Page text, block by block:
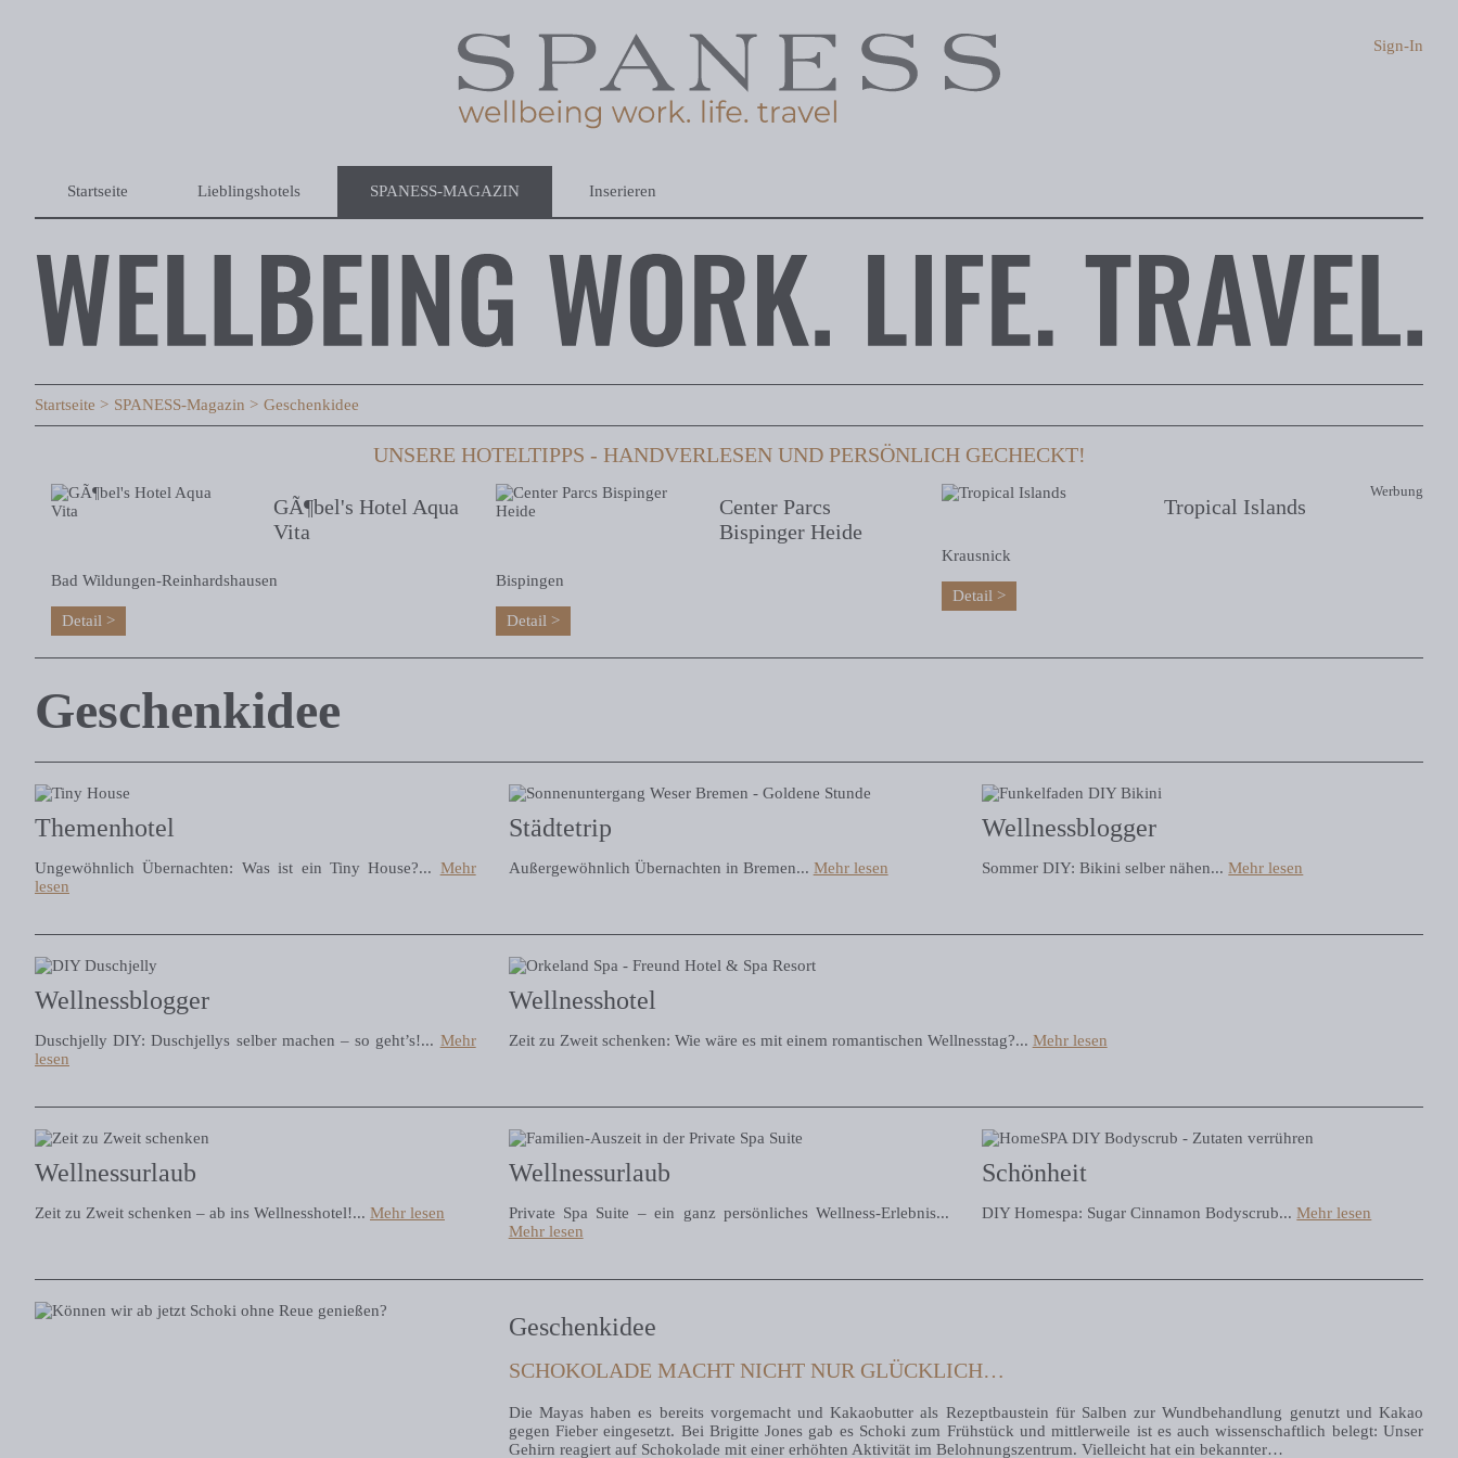
Startseite Lieblingshotels SPANESS-MAGAZIN Inserieren
Sign-In
Startseite SPANESS-Magazin Geschenkidee
UNSERE HOTELTIPPS - HANDVERLESEN UND PERSÖNLICH GECHECKT!
Werbung
GÃ¶bel's Hotel Aqua
Vita
Bad Wildungen-Reinhardshausen
Detail
Center Parcs
Bispinger Heide
Bispingen
Detail
Tropical Islands
Krausnick
Detail
Geschenkidee
Themenhotel
Ungewöhnlich Übernachten: Was ist ein Tiny House?... Mehr
lesen
Städtetrip
Außergewöhnlich Übernachten in Bremen... Mehr lesen
Wellnessblogger
Sommer DIY: Bikini selber nähen...Mehr lesen
Wellnessblogger
Duschjelly DIY: Duschjellys selber machen – so geht’s!... Mehr
lesen
Wellnesshotel
Zeit zu Zweit schenken: Wie wäre es mit einem romantischen Wellnesstag?... Mehr lesen
Wellnessurlaub
Zeit zu Zweit schenken – ab ins Wellnesshotel!... Mehr lesen
Wellnessurlaub
Private Spa Suite – ein ganz persönliches Wellness-Erlebnis...
Mehr lesen
Schönheit
DIY Homespa: Sugar Cinnamon Bodyscrub...Mehr lesen
Geschenkidee
SCHOKOLADE MACHT NICHT NUR GLÜCKLICH…
Die Mayas haben es bereits vorgemacht und Kakaobutter als Rezeptbaustein für Salben zur Wundbehandlung genutzt und Kakao
gegen Fieber eingesetzt. Bei Brigitte Jones gab es Schoki zum Frühstück und mittlerweile ist es auch wissenschaftlich belegt: Unser
Gehirn reagiert auf Schokolade mit einer erhöhten Aktivität im Belohnungszentrum. Vielleicht hat ein bekannter…